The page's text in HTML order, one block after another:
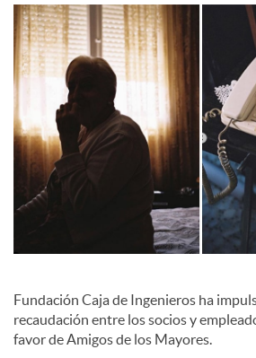
i
a
l
e
s
Fundación Caja de Ingenieros ha
recaudación entre los socios y
favor de Amigos de los Mayores.